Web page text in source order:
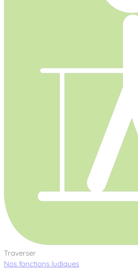
Traverser
Nos fonctions ludiques